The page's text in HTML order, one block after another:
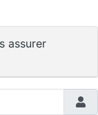
assurer